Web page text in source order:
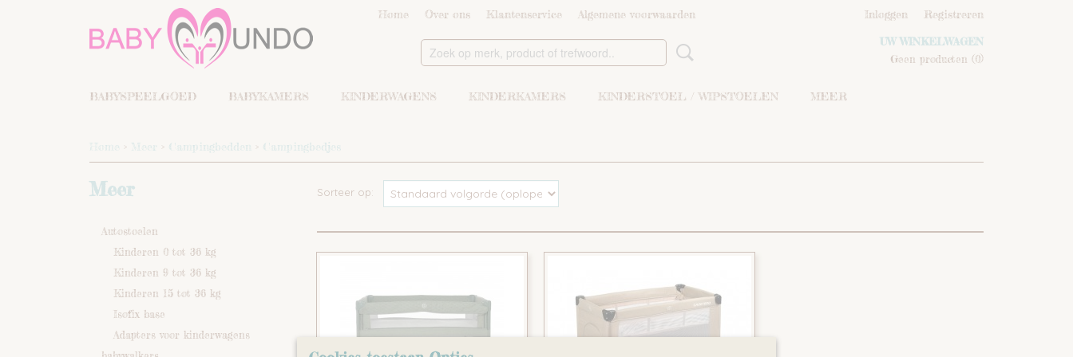
Home Over ons Klantenservice Algemene voorwaarden Inloggen Registreren
UW WINKELWAGEN
Geen producten (0)
BABYSPEELGOED BABYKAMERS KINDERWAGENS KINDERKAMERS KINDERSTOEL / WIPSTOELEN MEER
Home > Meer > Campingbedden > Campingbedjes
Meer
Autostoelen
Kinderen 0 tot 36 kg
Kinderen 9 tot 36 kg
Kinderen 15 tot 36 kg
Isofix base
Adapters voor kinderwagens
Sorteer op: